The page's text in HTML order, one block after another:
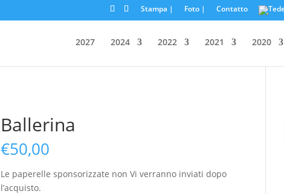
Stampa | Foto | Contatto
2027 2024 2022 2021 2020
Ballerina
€50,00
Le paperelle sponsorizzate non Vi verranno inviati dopo
l’acquisto.